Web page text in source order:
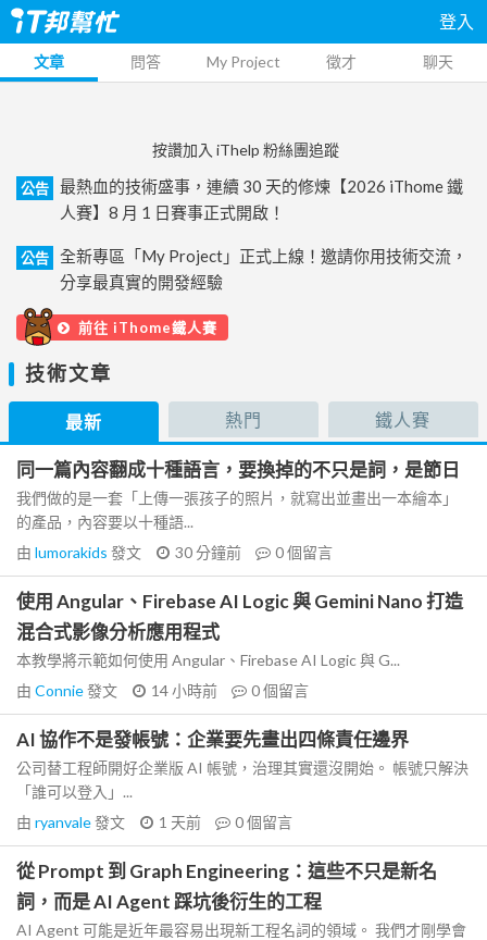
登入
文章 問答 My Project 徵才 聊天
按讚加入 iThelp 粉絲團追蹤
公告
最熱血的技術盛事，連續 30 天的修煉【2026 iThome 鐵
人賽】8 月 1 日賽事正式開啟！
公告
全新專區「My Project」正式上線！邀請你用技術交流，
分享最真實的開發經驗
前往 iThome鐵人賽
技術文章
最新 熱門 鐵人賽
同一篇內容翻成十種語言，要換掉的不只是詞，是節日
我們做的是一套「上傳一張孩子的照片，就寫出並畫出一本繪本」
的產品，內容要以十種語...
由 lumorakids 發文 30 分鐘前 0個留言
使用 Angular、Firebase AI Logic 與 Gemini Nano 打造
混合式影像分析應用程式
本教學將示範如何使用 Angular、Firebase AI Logic 與 G...
由 Connie發文 14 小時前 0個留言
AI 協作不是發帳號：企業要先畫出四條責任邊界
公司替工程師開好企業版 AI 帳號，治理其實還沒開始。 帳號只解決
「誰可以登入」...
由 ryanvale發文 1 天前 0個留言
從 Prompt 到 Graph Engineering：這些不只是新名
詞，而是 AI Agent 踩坑後衍生的工程
AI Agent 可能是近年最容易出現新工程名詞的領域。 我們才剛學會